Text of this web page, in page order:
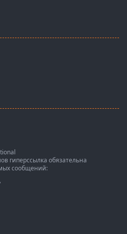
гиперссылка обязательна
сообщений: